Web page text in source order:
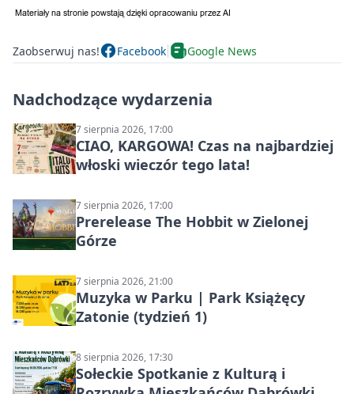
Zaobserwuj nas! Facebook Google News
Nadchodzące wydarzenia
7 sierpnia 2026, 17:00
CIAO, KARGOWA! Czas na najbardziej
włoski wieczór tego lata!
7 sierpnia 2026, 17:00
Prerelease The Hobbit w Zielonej
Górze
7 sierpnia 2026, 21:00
Muzyka w Parku | Park Książęcy
Zatonie (tydzień 1)
8 sierpnia 2026, 17:30
Sołeckie Spotkanie z Kulturą i